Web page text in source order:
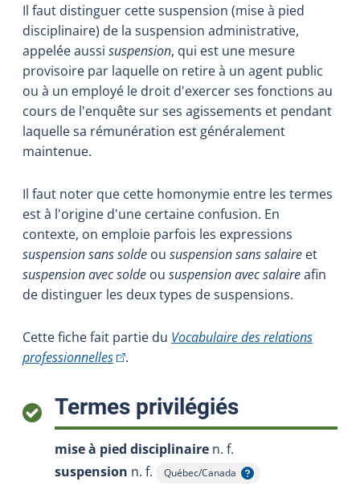
Il faut distinguer cette suspension (mise à pied
disciplinaire) de la suspension administrative,
appelée aussi suspension, qui est une mesure
provisoire par laquelle on retire à un agent public
ou à un employé le droit d'exercer ses fonctions au
cours de l'enquête sur ses agissements et pendant
laquelle sa rémunération est généralement
maintenue.
Il faut noter que cette homonymie entre les termes
est à l'origine d'une certaine confusion. En
contexte, on emploie parfois les expressions
suspension sans solde ou suspension sans salaire et
suspension avec solde ou suspension avec salaireafin
de distinguer les deux types de suspensions.
Cette fiche fait partie du Vocabulaire des relations
professionnelles(Cet hyperlien externe s'ouvrira dans une
.
Termes privilégiés:
mise à pied disciplinaire n. f.
suspension n. f. Québec/Canada
Afficher l'infobulle